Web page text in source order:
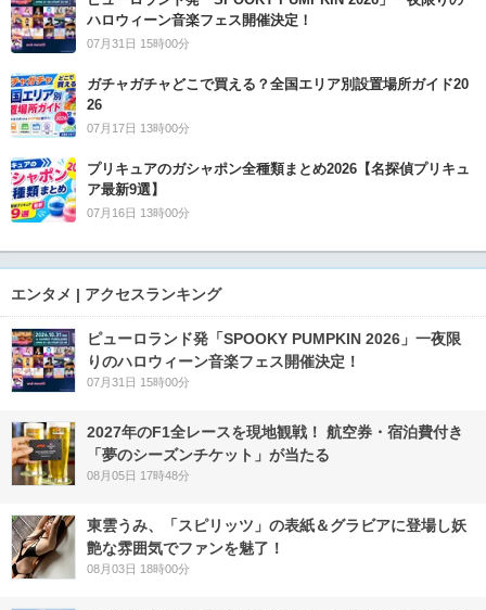
ハロウィーン音楽フェス開催決定！
07月31日 15時00分
ガチャガチャどこで買える？全国エリア別設置場所ガイド20
26
07月17日 13時00分
プリキュアのガシャポン全種類まとめ2026【名探偵プリキュ
ア最新9選】
07月16日 13時00分
エンタメ | アクセスランキング
ピューロランド発「SPOOKY PUMPKIN 2026」一夜限
りのハロウィーン音楽フェス開催決定！
07月31日 15時00分
2027年のF1全レースを現地観戦！ 航空券・宿泊費付き
「夢のシーズンチケット」が当たる
08月05日 17時48分
東雲うみ、「スピリッツ」の表紙＆グラビアに登場し妖
艶な雰囲気でファンを魅了！
08月03日 18時00分